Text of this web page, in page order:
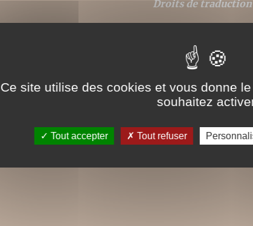
Droits de
Nos
pour
Ce format peut
tactiles de type
Ce site utilise des cookies et vous donne
souhaitez
Tout accepter Tout refuser